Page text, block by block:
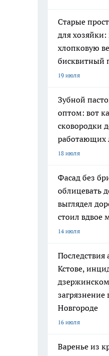
Старые
для хозяйки:
хлопковую
бисквитный
19 июля
Зубной
оптом: вот
сковородки
работающих
18 июля
Фасад без
облицевать
выглядел
стоил вдвое
14 июля
Кстове,
Новгороде
16 июля
Варенье из